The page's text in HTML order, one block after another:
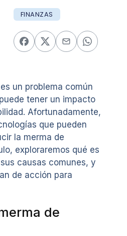
FINANZAS
un problema común
tener un impacto
Afortunadamente,
que pueden
la merma de
exploraremos qué es
causas comunes, y
de acción para
de